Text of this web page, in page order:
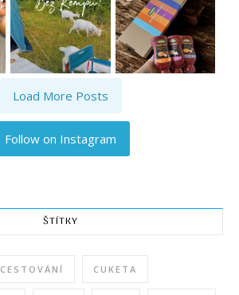
Load More Posts
Follow on Instagram
ŠTÍTKY
CESTOVÁNÍ CUKETA